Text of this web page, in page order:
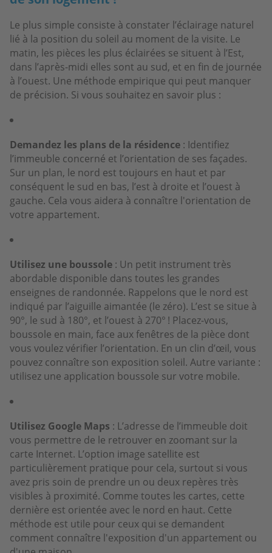
Le plus simple consiste à constater l’éclairage naturel
lié à la position du soleil au moment de la visite. Le
matin, les pièces les plus éclairées se situent à l’Est,
dans l’après-midi elles sont au sud, et en fin de journée
à l’ouest. Une méthode empirique qui peut manquer
de précision. Si vous souhaitez en savoir plus :
Demandez les plans de la résidence : Identifiez
l’immeuble concerné et l’orientation de ses façades.
Sur un plan, le nord est toujours en haut et par
conséquent le sud en bas, l’est à droite et l’ouest à
gauche. Cela vous aidera à connaître l'orientation de
votre appartement.
Utilisez une boussole : Un petit instrument très
abordable disponible dans toutes les grandes
enseignes de randonnée. Rappelons que le nord est
indiqué par l’aiguille aimantée (le zéro). L’est se situe à
90°, le sud à 180°, et l’ouest à 270° ! Placez-vous,
boussole en main, face aux fenêtres de la pièce dont
vous voulez vérifier l’orientation. En un clin d’œil, vous
pouvez connaître son exposition soleil. Autre variante :
utilisez une application boussole sur votre mobile.
Utilisez Google Maps : L’adresse de l’immeuble doit
vous permettre de le retrouver en zoomant sur la
carte Internet. L’option image satellite est
particulièrement pratique pour cela, surtout si vous
avez pris soin de prendre un ou deux repères très
visibles à proximité. Comme toutes les cartes, cette
dernière est orientée avec le nord en haut. Cette
méthode est utile pour ceux qui se demandent
comment connaître l'exposition d'un appartement ou